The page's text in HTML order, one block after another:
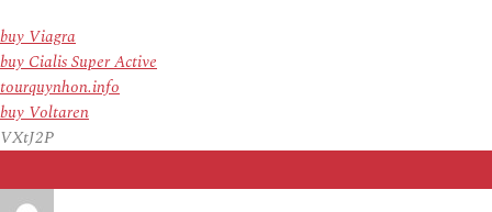
buy Viagra
buy Cialis Super Active
tourquynhon.info
buy Voltaren
VXtJ2P